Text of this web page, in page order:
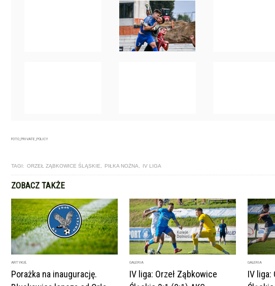
FOTO_PRIVATE_POLICY
TAGI: ORZEŁ ZĄBKOWICE ŚLĄSKIE PIŁKA NOŻNA IV LIGA
ZOBACZ TAKŻE
ARTYKUŁ
Porażka na inaugurację.
GALERIA
IV liga: Orzeł Ząbkowice
GALERIA
IV liga: